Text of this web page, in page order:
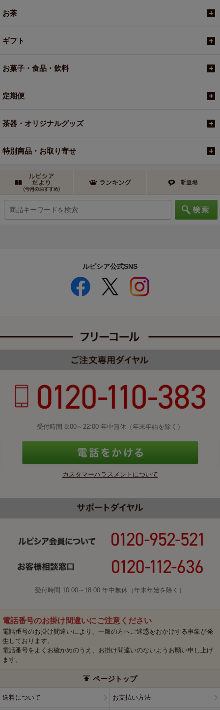
お茶
ギフト
お菓子・食品・飲料
定期便
茶器・オリジナルグッズ
特別商品・お取り寄せ
ルピシア公式SNS
受付時間 8:00～22:00 年中無休（年末年始を除く）
カスタマーハラスメントについて
受付時間 10:00～18:00 年中無休（年末年始を除く）
電話番号のお掛け間違いにご注意ください
電話番号のお掛け間違いにより、一般の方へご迷惑をおかけする事象が発
生しております。
電話番号をよくお確かめのうえ、お掛け間違いのないようお願い申し上げ
ます。
ページトップ
送料について お支払い方法